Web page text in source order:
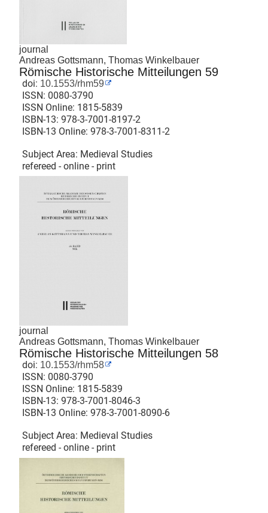
journal
Andreas Gottsmann, Thomas Winkelbauer
Römische Historische Mitteilungen 59
doi: 10.1553/rhm59
ISSN: 0080-3790
ISSN Online: 1815-5839
ISBN-13: 978-3-7001-8197-2
ISBN-13 Online: 978-3-7001-8311-2
Subject Area: Medieval Studies
refereed - online - print
journal
Andreas Gottsmann, Thomas Winkelbauer
Römische Historische Mitteilungen 58
doi: 10.1553/rhm58
ISSN: 0080-3790
ISSN Online: 1815-5839
ISBN-13: 978-3-7001-8046-3
ISBN-13 Online: 978-3-7001-8090-6
Subject Area: Medieval Studies
refereed - online - print